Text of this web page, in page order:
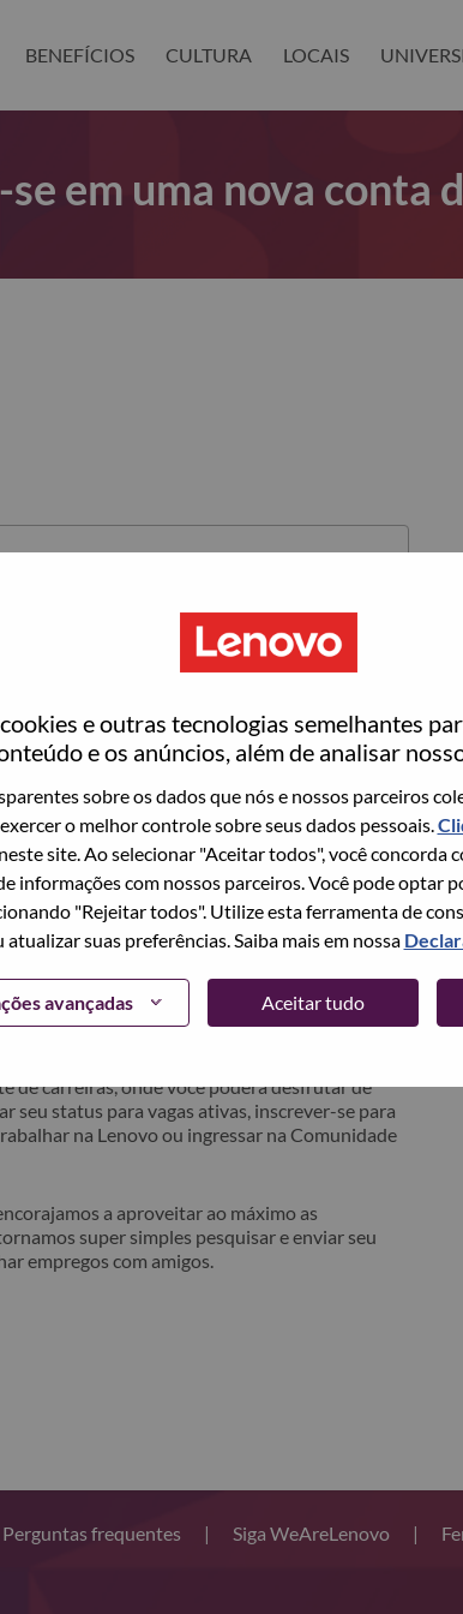
e outras tecnologias semelhantes
e os anúncios, além de analisar
sobre os dados que nós e nossos parceiros
o melhor controle sobre seus dados pessoais.
site. Ao selecionar "Aceitar todos", você concorda
informações com nossos parceiros. Você pode optar
"Rejeitar todos". Utilize esta ferramenta de
atualizar suas preferências. Saiba mais em nossa
avançadas Aceitar tudo
BENEFÍCIOS CULTURA LOCAIS
em uma nova conta
no momento, temos seu e-mail salvo em nosso
redefinir e fazer login.
e/ou registrar-se como um novo usuário,
hrsupport@lenovo.com
com os detalhes do seu
de login do candidato" no assunto do e-
contato com você para obter suporte após a
de carreiras, onde você poderá desfrutar de
seu status para vagas ativas, inscrever-se para
na Lenovo ou ingressar na Comunidade
a aproveitar ao máximo as
super simples pesquisar e enviar seu
empregos com amigos.
Perguntas frequentes | Siga WeAreLenovo |